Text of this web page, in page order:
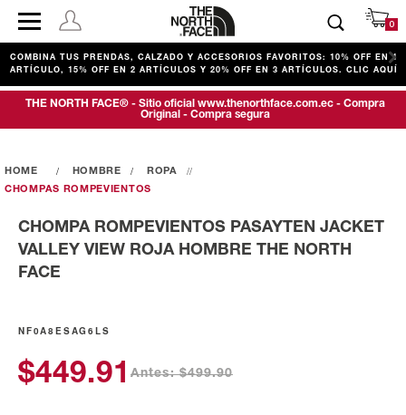
0
COMBINA TUS PRENDAS, CALZADO Y ACCESORIOS FAVORITOS: 10% OFF EN 1
ARTÍCULO, 15% OFF EN 2 ARTÍCULOS Y 20% OFF EN 3 ARTÍCULOS. CLIC AQUÍ
THE NORTH FACE® - Sitio oficial www.thenorthface.com.ec - Compra
Original - Compra segura
HOMBRE
ROPA
CHOMPAS ROMPEVIENTOS
CHOMPA ROMPEVIENTOS PASAYTEN JACKET
VALLEY VIEW ROJA HOMBRE THE NORTH
FACE
NF0A8ESAG6LS
$449.91 Antes: $499.90